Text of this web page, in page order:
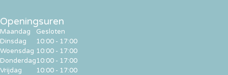
Openingsuren
Maandag
Dinsdag
Woensdag
Donderdag
Vrijdag
Gesloten
10:00 - 17:00
10:00 - 17:00
10:00 - 17:00
10:00 - 17:00